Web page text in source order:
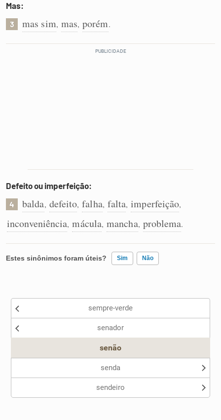
Dicionário
Mas:
3 mas sim, mas, porém.
Defeito ou imperfeição:
4 balda, defeito, falha, falta, imperfeição,
inconveniência, mácula, mancha, problema.
Estes sinônimos foram úteis? Sim Não
Nenhum dos sinônimos apresentados me ajudou
sempre-verde
senador
senão
senda
sendeiro